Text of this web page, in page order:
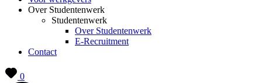
Over Studentenwerk
Studentenwerk
Over Studentenwerk
E-Recruitment
Contact
0